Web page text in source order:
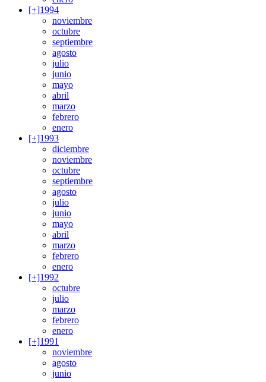
[+]1994
noviembre
octubre
septiembre
agosto
julio
junio
mayo
abril
marzo
febrero
enero
[+]1993
diciembre
noviembre
octubre
septiembre
agosto
julio
junio
mayo
abril
marzo
febrero
enero
[+]1992
octubre
julio
marzo
febrero
enero
[+]1991
noviembre
agosto
junio